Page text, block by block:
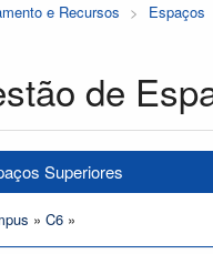
e Recursos Espaços
de
Superiores
» C6 »